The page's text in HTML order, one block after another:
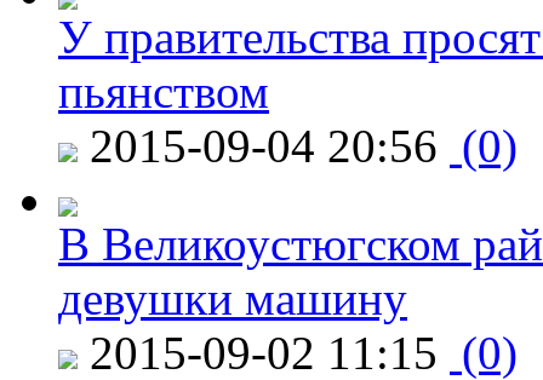
У правительства
пьянством
2015-09-04 20:56 (0)
В Великоустюгском
девушки машину
2015-09-02 11:15 (0)